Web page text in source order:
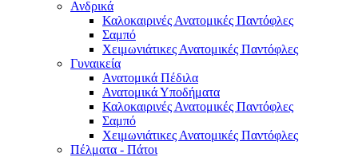
Ανδρικά
Καλοκαιρινές Ανατομικές Παντόφλες
Σαμπό
Χειμωνιάτικες Ανατομικές Παντόφλες
Γυναικεία
Ανατομικά Πέδιλα
Ανατομικά Υποδήματα
Καλοκαιρινές Ανατομικές Παντόφλες
Σαμπό
Χειμωνιάτικες Ανατομικές Παντόφλες
Πέλματα - Πάτοι